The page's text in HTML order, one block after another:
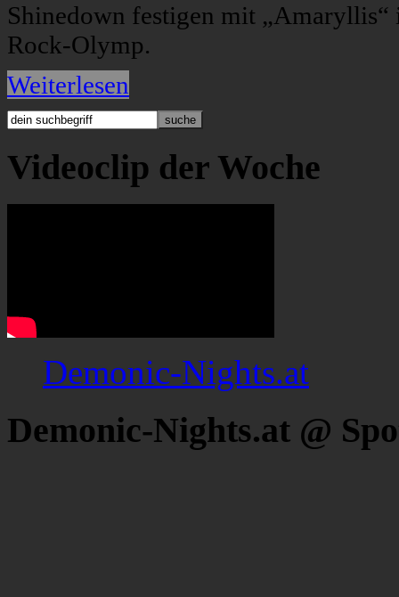
Shinedown festigen mit
Rock-Olymp.
Weiterlesen
Videoclip der Woche
Demonic-Nights.at
Demonic-Nights.at @